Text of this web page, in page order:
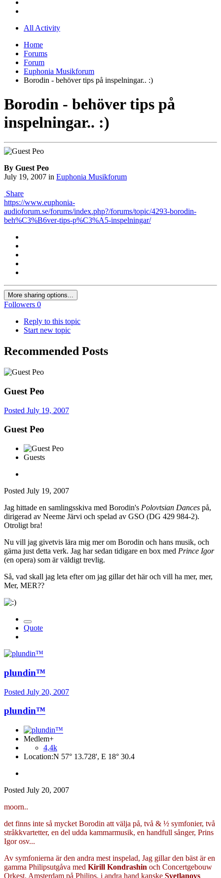
All Activity
Home
Forums
Forum
Euphonia Musikforum
Borodin - behöver tips på inspelningar.. :)
Borodin - behöver tips på
inspelningar.. :)
By Guest Peo
July 19, 2007 in Euphonia Musikforum
Share
https://www.euphonia-
audioforum.se/forums/index.php?/forums/topic/4293-borodin-
beh%C3%B6ver-tips-p%C3%A5-inspelningar/
More sharing options...
Followers 0
Reply to this topic
Start new topic
Recommended Posts
Guest Peo
Posted July 19, 2007
Guest Peo
Guests
Posted July 19, 2007
Jag hittade en samlingsskiva med Borodin's Polovtsian Dances på,
dirigerad av Neeme Järvi och spelad av GSO (DG 429 984-2).
Otroligt bra!
Nu vill jag givetvis lära mig mer om Borodin och hans musik, och
gärna just detta verk. Jag har sedan tidigare en box med Prince Igor
(en opera) som är väldigt trevlig.
Så, vad skall jag leta efter om jag gillar det här och vill ha mer, mer,
Mer, MER??
Quote
plundin™
Posted July 20, 2007
plundin™
Medlem+
4,4k
Location:N 57° 13.728', E 18° 30.4
Posted July 20, 2007
moorn..
det finns inte så mycket Borodin att välja på, två & ½ symfonier, två
stråkkvartetter, en del udda kammarmusik, en handfull sånger, Prins
Igor osv...
Av symfonierna är den andra mest inspelad, Jag gillar den bäst är en
gamma Philipsutgåva med Kirill Kondrashin och Concertgebouw
Orkest, Amsterdam på Philips, i andra hand kanske Svetlanovs